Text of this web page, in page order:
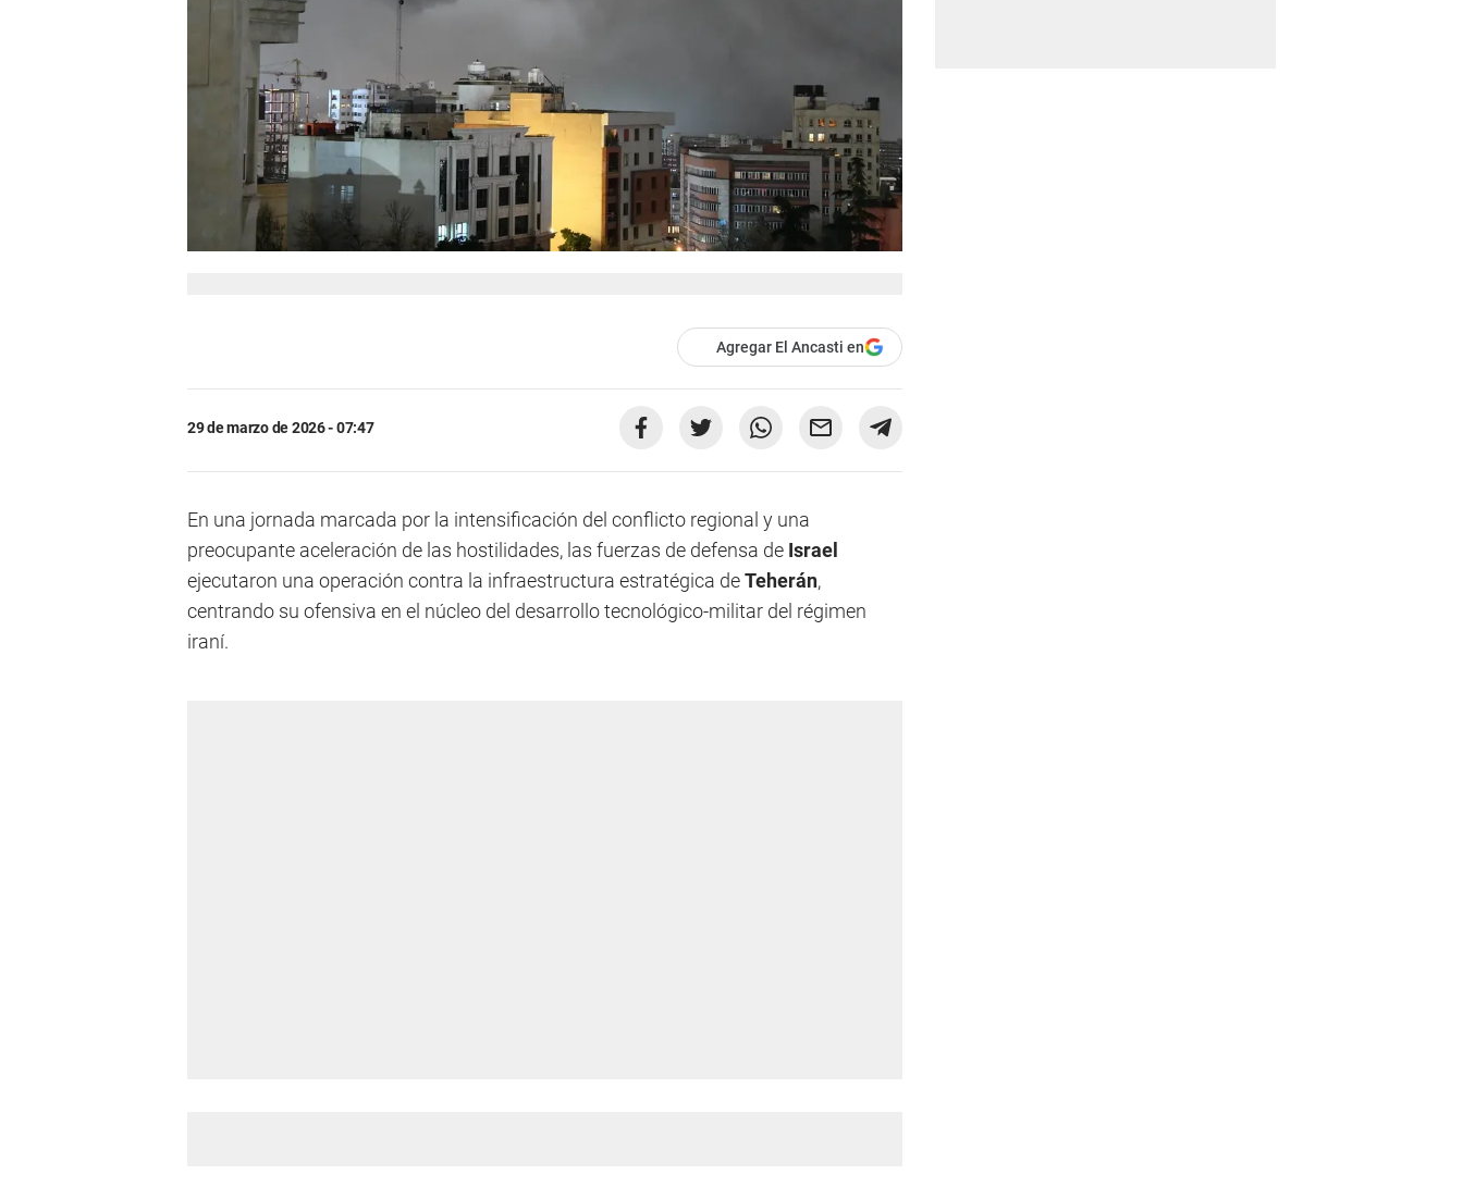
Agregar El Ancasti en
29 de marzo de 2026 - 07:47
En una jornada marcada por la intensificación del conflicto regional y una
preocupante aceleración de las hostilidades, las fuerzas de defensa de Israel
ejecutaron una operación contra la infraestructura estratégica deTeherán,
centrando su ofensiva en el núcleo del desarrollo tecnológico-militar del régimen
iraní.